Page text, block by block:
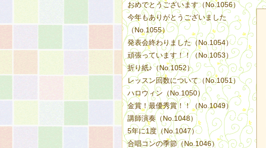
おめでとうございます（No.1056）
今年もありがとうございました
（No.1055）
発表会終わりました（No.1054）
頑張っています！！（No.1053）
折り紙♪（No.1052）
レッスン回数について（No.1051）
ハロウィン（No.1050）
金賞！最優秀賞！！（No.1049）
講師演奏（No.1048）
5年に1度（No.1047）
合唱コンの季節（No.1046）